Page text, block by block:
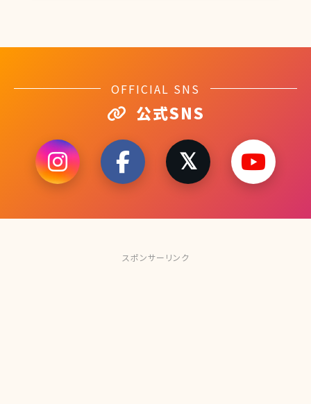
脚が欲しくて、何でも試した 太ももとふくらはぎの脂肪吸引をしよう
OFFICIAL SNS
公式SNS
スポンサーリンク